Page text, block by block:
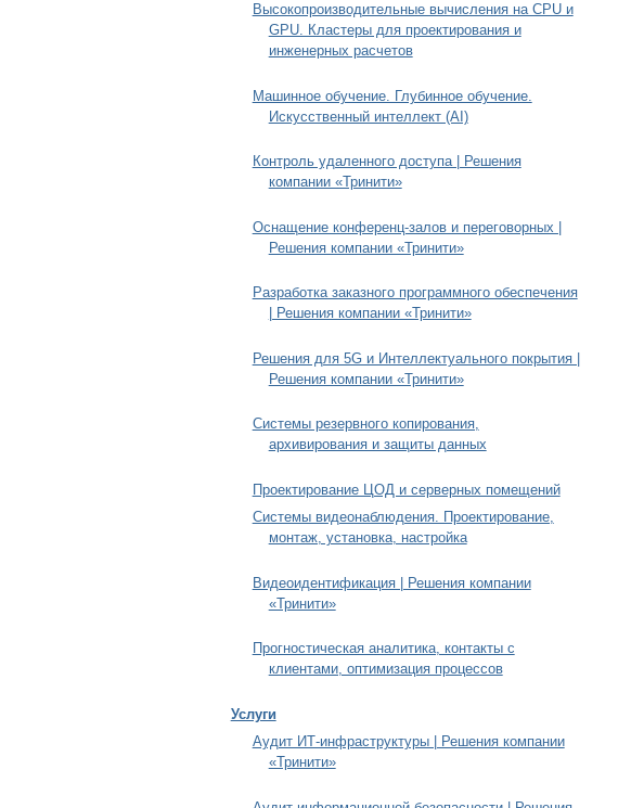
Высокопроизводительные вычисления на CPU и
GPU. Кластеры для проектирования и
инженерных расчетов
Машинное обучение. Глубинное обучение.
Искусственный интеллект (AI)
Контроль удаленного доступа | Решения
компании «Тринити»
Оснащение конференц-залов и переговорных |
Решения компании «Тринити»
Разработка заказного программного обеспечения
| Решения компании «Тринити»
Решения для 5G и Интеллектуального покрытия |
Решения компании «Тринити»
Системы резервного копирования,
архивирования и защиты данных
Проектирование ЦОД и серверных помещений
Системы видеонаблюдения. Проектирование,
монтаж, установка, настройка
Видеоидентификация | Решения компании
«Тринити»
Прогностическая аналитика, контакты с
клиентами, оптимизация процессов
Услуги
Аудит ИТ-инфраструктуры | Решения компании
«Тринити»